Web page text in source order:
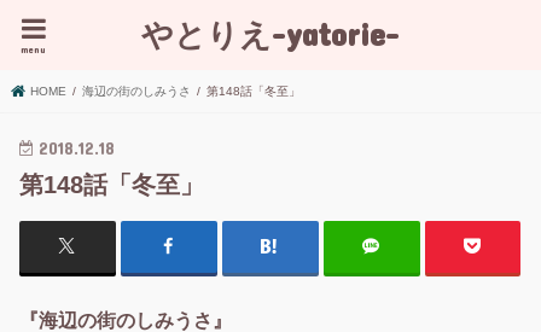
やとりえ-yatorie-
menu
HOME 海辺の街のしみうさ 第148話「冬至」
2018.12.18
第148話「冬至」
『海辺の街のしみうさ』